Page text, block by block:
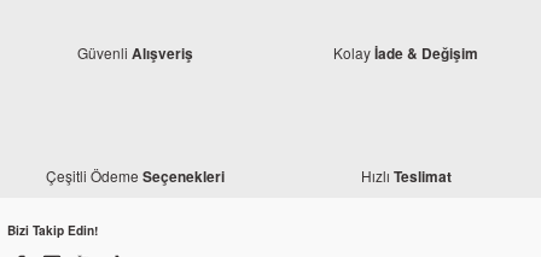
Güvenli Alışveriş Kolayİade & Değişim
Çeşitli Ödeme Seçenekleri Hızlı Teslimat
Bizi Takip Edin!